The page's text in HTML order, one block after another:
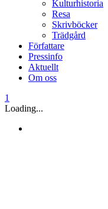
Kulturhistoria
Resa
Skrivböcker
Trädgård
Författare
Pressinfo
Aktuellt
Om oss
1
Loading...